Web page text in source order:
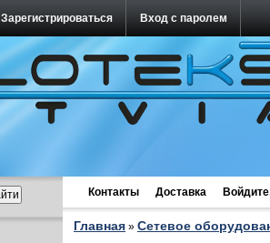
Зарегистрироваться Вход с паролем
Контакты Доставка
Главная » Cетевое